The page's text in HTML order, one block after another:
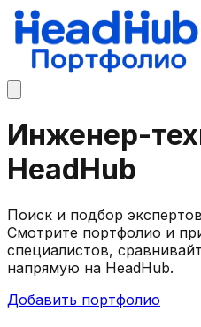
Инженер-
HeadHub
Поиск и подбор
Смотрите портфолио и
специалистов,
напрямую на HeadHub.
Добавить портфолио